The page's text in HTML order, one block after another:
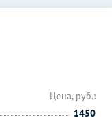
Цена, руб.:
1450